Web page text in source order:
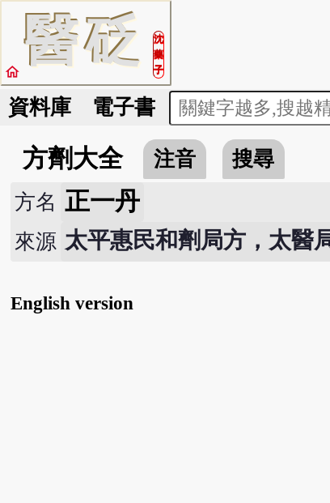
醫砭
沈
藥
子
home
資料庫 電子書
方劑大全 注音
搜尋
方名 正一丹
來源 太平惠民和劑局方，太醫
English version